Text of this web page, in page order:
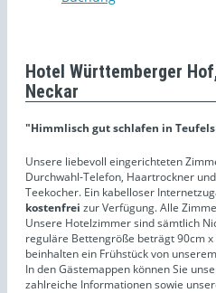
Hotel Württemberger
Neckar
"Himmlisch gut schlafen in
Unsere liebevoll eingerichteten
Durchwahl-Telefon, Haartrockner
Teekocher. Ein kabelloser
kostenfrei zur Verfügung. Alle
Unsere Hotelzimmer sind sämtlich
reguläre Bettengröße beträgt 90cm
beinhalten ein Frühstück von
In den Gästemappen können Sie
zahlreiche Informationen sowie